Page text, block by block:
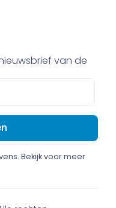
van de
Bekijk voor meer